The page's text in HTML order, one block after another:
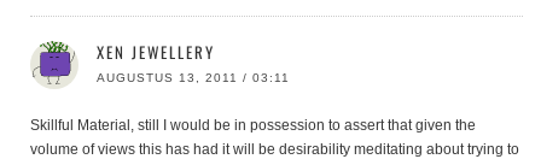
XEN JEWELLERY
AUGUSTUS 13, 2011 / 03:11
Skillful Material, still I would be in possession to assert that given the
volume of views this has had it will be desirability meditating about trying to